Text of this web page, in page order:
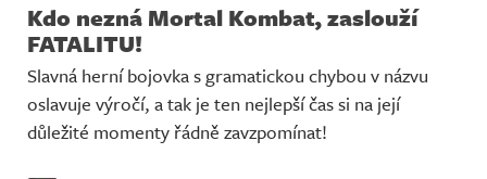
Kdo nezná Mortal Kombat, zaslouží
FATALITU!
Slavná herní bojovka s gramatickou chybou v názvu
oslavuje výročí, a tak je ten nejlepší čas si na její
důležité momenty řádně zavzpomínat!